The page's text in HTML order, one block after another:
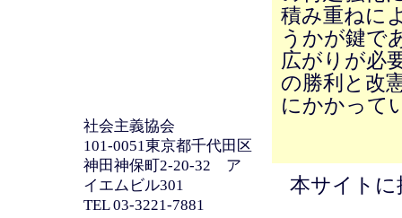
積み重ねに
うかが鍵で
広がりが必
の勝利と改
にかかって
本サイトに
社会主義協会
101-0051東京都千代田区
神田神保町2-20-32 ア
イエムビル301
TEL 03-3221-7881